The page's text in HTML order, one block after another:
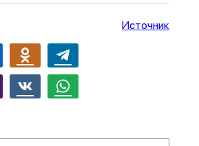
Источник